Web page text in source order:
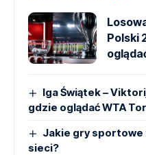
Polski
Iga Świątek –
gdzie oglądać WTA
Jakie gry sportowe
sieci?